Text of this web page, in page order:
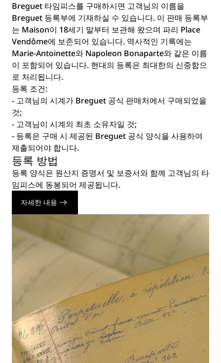
Breguet 타임피스를 구매하시면 고객님의 이름을
Breguet 등록부에 기재하실 수 있습니다. 이 판매 등록부
는 Maison이 18세기 말부터 보관해 왔으며 파리 Place
Vendôme에 보존되어 있습니다. 역사적인 기록에는
Marie-Antoinette와 Napoleon Bonaparte와 같은 이름
이 포함되어 있습니다. 현대의 등록은 최대한의 신중함으
로 처리됩니다.
등록 조건:
- 고객님의 시계가 Breguet 공식 판매처에서 구매되었을
것;
- 고객님이 시계의 최초 소유자일 것;
- 등록은 구매 시 제공된 Breguet 공식 양식을 사용하여
제출되어야 합니다.
등록 방법
등록 양식은 원산지 증명서 및 보증서와 함께 고객님의 타
임피스에 동봉되어 제공됩니다.
자세한 내용